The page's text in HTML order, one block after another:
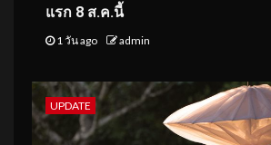
แรก 8 ส.ค.นี้
1 วัน ago admin
UPDATE